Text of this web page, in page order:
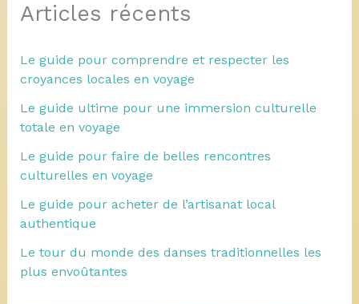
Articles récents
Le guide pour comprendre et respecter les
croyances locales en voyage
Le guide ultime pour une immersion culturelle
totale en voyage
Le guide pour faire de belles rencontres
culturelles en voyage
Le guide pour acheter de l’artisanat local
authentique
Le tour du monde des danses traditionnelles les
plus envoûtantes